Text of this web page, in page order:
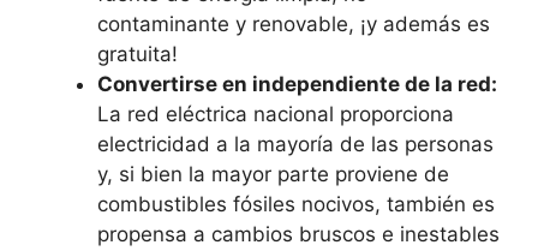
contaminante y renovable, ¡y además es
gratuita!
Convertirse en independiente de la red:
La red eléctrica nacional proporciona
electricidad a la mayoría de las personas
y, si bien la mayor parte proviene de
combustibles fósiles nocivos, también es
propensa a cambios bruscos e inestables